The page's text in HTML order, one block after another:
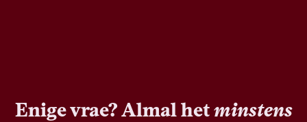
Enige vrae? Almal hetminstens